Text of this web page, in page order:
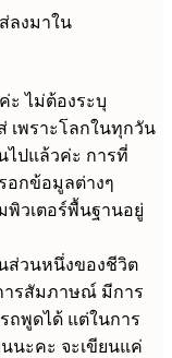
ลงมาใน
ะ ไม่ต้องระบุ
เพราะโลกในทุกวัน
ไปแล้วค่ะ การที่
อกข้อมูลต่างๆ
วเตอร์พื้นฐานอยู่
ส่วนหนึ่งของชีวิต
ารสัมภาษณ์ มีการ
ถพูดได้ แต่ในการ
นะคะ จะเขียนแค่